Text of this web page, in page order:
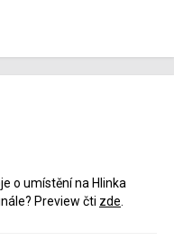
o umístění na Hlinka
Preview čti zde